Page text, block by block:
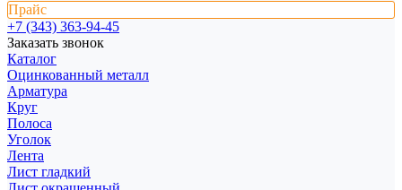
Прайс
+7 (343) 363-94-45
Заказать звонок
Каталог
Оцинкованный металл
Арматура
Круг
Полоса
Уголок
Лента
Лист гладкий